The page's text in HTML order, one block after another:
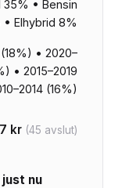
35% • Bensin
• Elhybrid 8%
• 2020–
• 2015–2019
(16%)
kr (45 avslut)
just nu